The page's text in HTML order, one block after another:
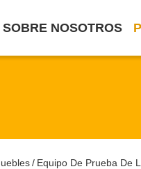
SOBRE NOSOTROS
/ Equipo De Prueba De